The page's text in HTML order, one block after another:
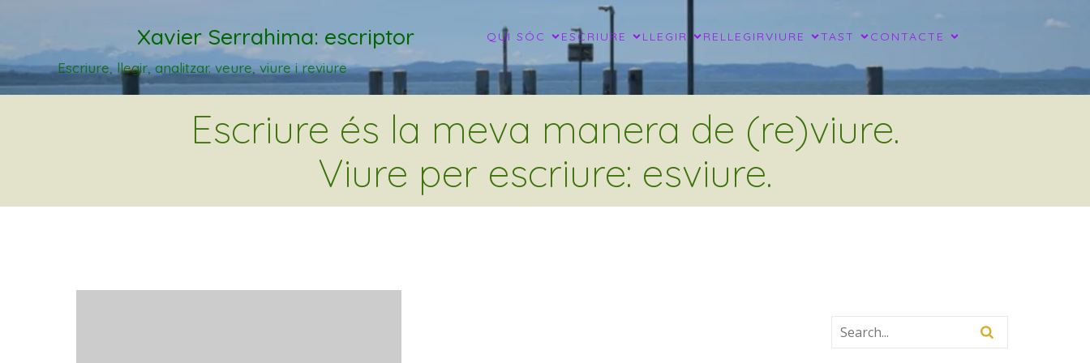
Xavier Serrahima: escriptor QUI SÓC ESCRIURE LLEGIR RELLEGIRVIURE TAST CONTACTE
Escriure, llegir, analitzar. veure, viure i reviure
Escriure és la meva manera de (re)viure.
Viure per escriure: esviure.